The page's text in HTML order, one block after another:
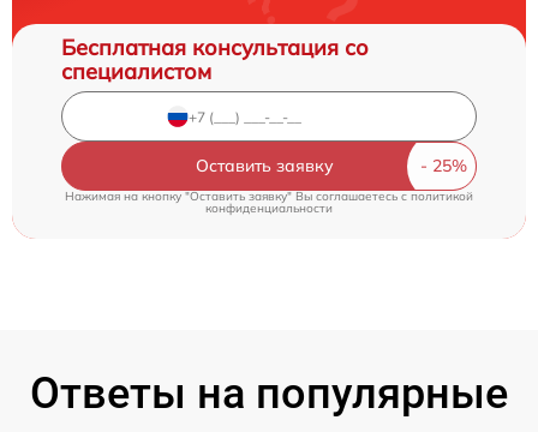
Бесплатная консультация со
специалистом
Оставить заявку
Нажимая на кнопку "Оставить заявку" Вы соглашаетесь c политикой
конфиденциальности
Ответы на популярные